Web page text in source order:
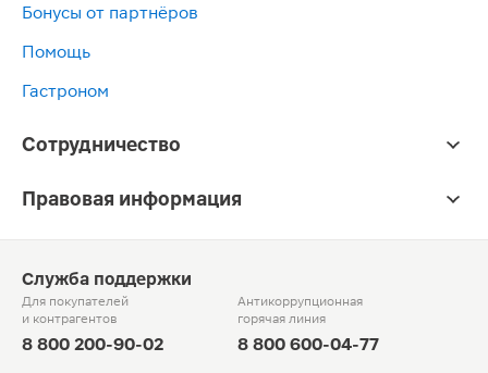
Бонусы от партнёров
Помощь
Гастроном
Сотрудничество
Правовая информация
Служба поддержки
Для покупателей
и контрагентов
8 800 200-90-02
Антикоррупционная
горячая линия
8 800 600-04-77